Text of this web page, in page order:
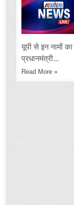
यूपी से इन नामों
प्रधानमंत्री...
Read More »